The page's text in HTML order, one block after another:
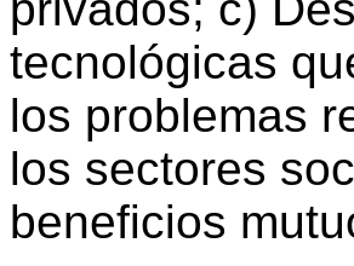
tecnológicas
los problemas
los sectores
beneficios